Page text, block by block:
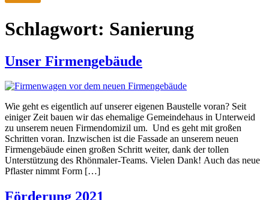
Schlagwort: Sanierung
Unser Firmengebäude
Wie geht es eigentlich auf unserer eigenen Baustelle voran? Seit
einiger Zeit bauen wir das ehemalige Gemeindehaus in Unterweid
zu unserem neuen Firmendomizil um. Und es geht mit großen
Schritten voran. Inzwischen ist die Fassade an unserem neuen
Firmengebäude einen großen Schritt weiter, dank der tollen
Unterstützung des Rhönmaler-Teams. Vielen Dank! Auch das neue
Pflaster nimmt Form […]
Förderung 2021